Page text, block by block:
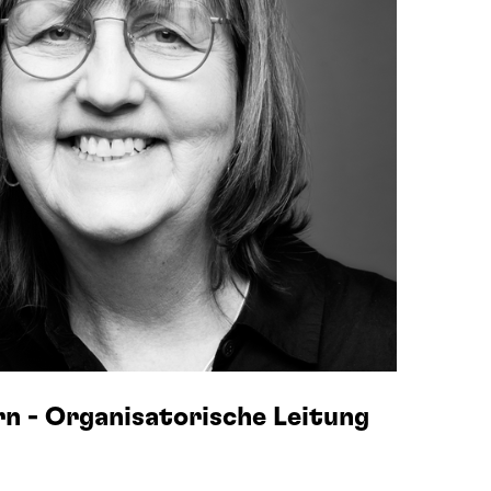
- Organisatorische Leitung